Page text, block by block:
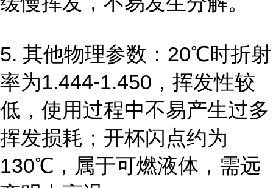
5. 其他物理参数：20℃时折射
率为1.444-1.450，挥发性较
低，使用过程中不易产生过多
挥发损耗；开杯闪点约为
130℃，属于可燃液体，需远